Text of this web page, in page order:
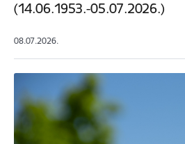
(14.06.1953.-05.07.2026.)
08.07.2026.